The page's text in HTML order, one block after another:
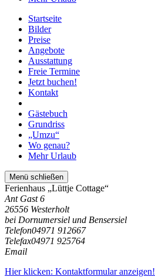
Startseite
Bilder
Preise
Angebote
Ausstattung
Freie Termine
Jetzt buchen!
Kontakt
Gästebuch
Grundriss
„Umzu“
Wo genau?
Mehr Urlaub
Menü schließen
Ferienhaus „Lüttje Cottage“
Ant Gast 6
26556 Westerholt
bei Dornumersiel und Bensersiel
Telefon04971 912667
Telefax04971 925764
Email
Hier klicken: Kontaktformular anzeigen!